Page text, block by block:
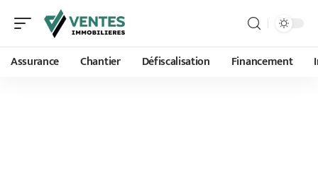
Assurance Chantier Défiscalisation Financement